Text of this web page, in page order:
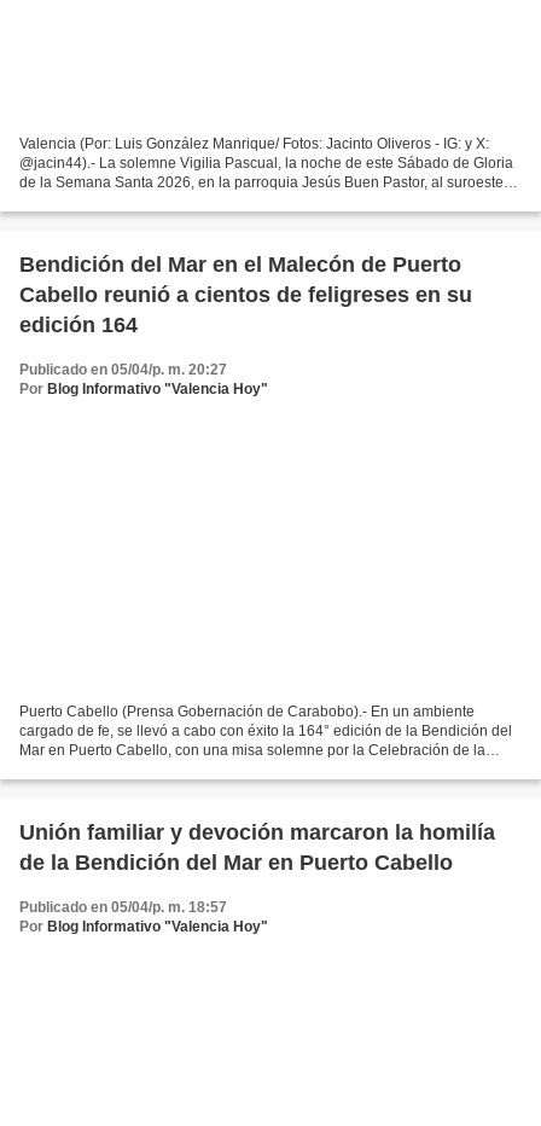
Valencia (Por: Luis González Manrique/ Fotos: Jacinto Oliveros - IG: y X:
@jacin44).- La solemne Vigilia Pascual, la noche de este Sábado de Gloria
de la Semana Santa 2026, en la parroquia Jesús Buen Pastor, al suroeste
Bendición del Mar en el Malecón de Puerto
Cabello reunió a cientos de feligreses en su
edición 164
Publicado en 05/04/p. m. 20:27
Por Blog Informativo "Valencia Hoy"
Puerto Cabello (Prensa Gobernación de Carabobo).- En un ambiente
cargado de fe, se llevó a cabo con éxito la 164° edición de la Bendición del
Mar en Puerto Cabello, con una misa solemne por la Celebración de la
Unión familiar y devoción marcaron la homilía
de la Bendición del Mar en Puerto Cabello
Publicado en 05/04/p. m. 18:57
Por Blog Informativo "Valencia Hoy"